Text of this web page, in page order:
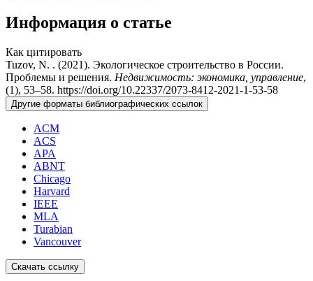
Информация о статье
Как цитировать
Tuzov, N. . (2021). Экологическое строительство в России.
Проблемы и решения. Недвижимость: экономика, управление,
(1), 53–58. https://doi.org/10.22337/2073-8412-2021-1-53-58
Другие форматы библиографических ссылок
ACM
ACS
APA
ABNT
Chicago
Harvard
IEEE
MLA
Turabian
Vancouver
Скачать ссылку